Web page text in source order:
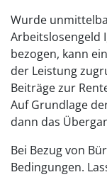
Wurde
Arbeitslosengeld
bezogen, kann
der Leistung
Beiträge zur
Auf Grundlage
dann das
Bei Bezug von
Bedingungen.